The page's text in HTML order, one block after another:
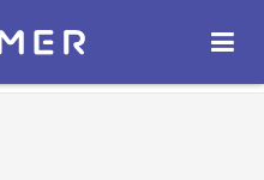
ОТКРЫТЬ